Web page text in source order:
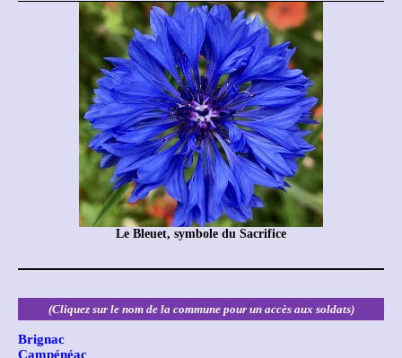
Le Bleuet, symbole du Sacrifice
(Cliquez sur le nom de la commune pour un accès aux soldats)
Brignac
Campénéac